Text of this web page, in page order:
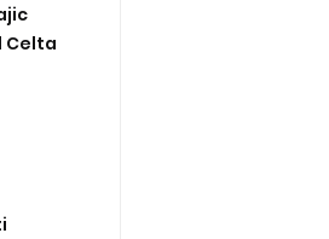
Celta